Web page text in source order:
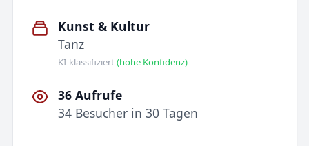
Kunst & Kultur
Tanz
KI-klassifiziert(hohe Konfidenz)
36 Aufrufe
34 Besucher in 30 Tagen